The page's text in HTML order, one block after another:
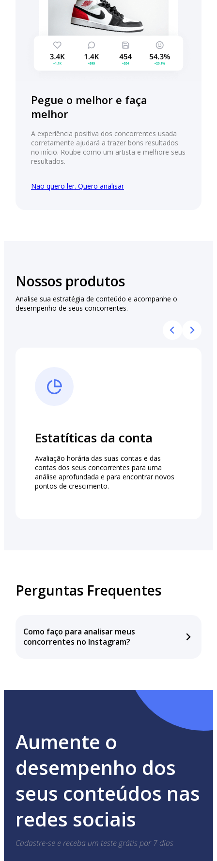
Pegue o melhor e faça
melhor
A experiência positiva dos concorrentes usada
corretamente ajudará a trazer bons resultados
no início. Roube como um artista e melhore seus
resultados.
Não quero ler. Quero analisar
Nossos produtos
Analise sua estratégia de conteúdo e acompanhe o
desempenho de seus concorrentes.
Estatíticas da conta
Avaliação horária das suas contas e das
contas dos seus concorrentes para uma
análise aprofundada e para encontrar novos
pontos de crescimento.
Perguntas Frequentes
Como faço para analisar meus
concorrentes no Instagram?
seu tempo e permitir que você o gaste na análise da
dinâmica dos indicadores e na busca de ideias para
Aumente o
desempenho dos
seus conteúdos nas
redes sociais
Cadastre-se e receba um teste grátis por 7 dias